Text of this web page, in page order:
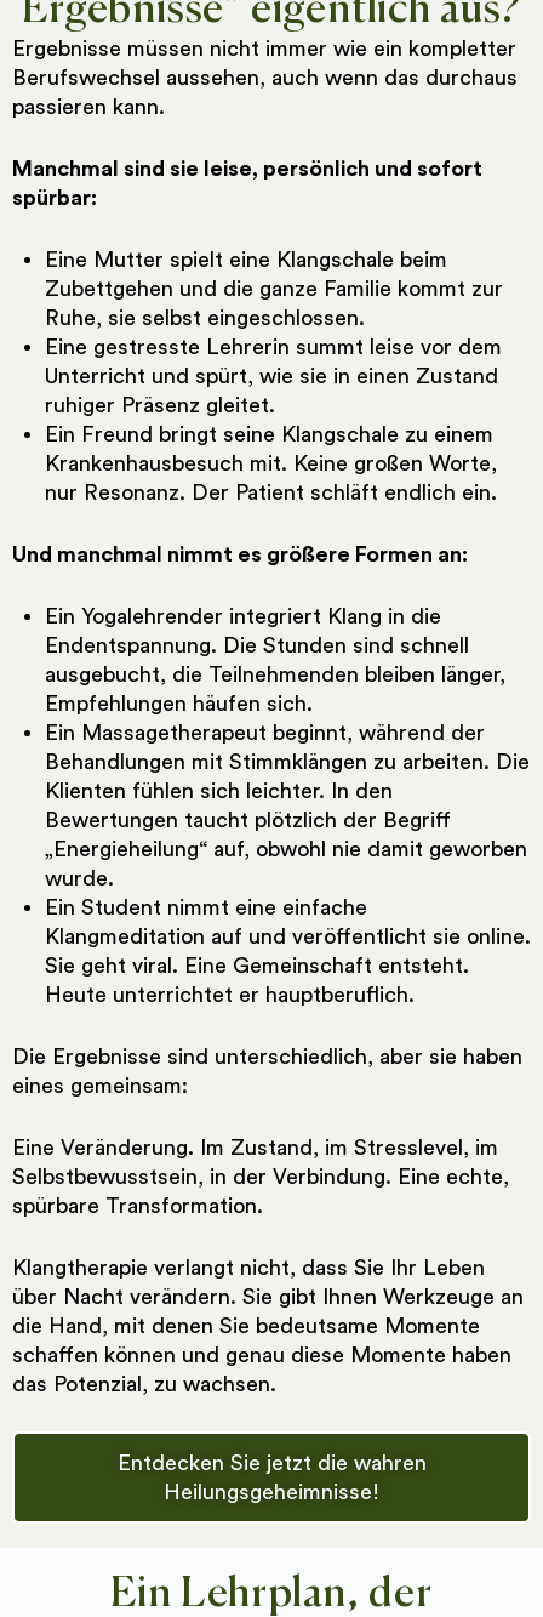
Ergebnisse“ eigentlich aus?
Ergebnisse müssen nicht immer wie ein kompletter
Berufswechsel aussehen, auch wenn das durchaus
passieren kann.
Manchmal sind sie leise, persönlich und sofort
spürbar:
Eine Mutter spielt eine Klangschale beim
Zubettgehen und die ganze Familie kommt zur
Ruhe, sie selbst eingeschlossen.
Eine gestresste Lehrerin summt leise vor dem
Unterricht und spürt, wie sie in einen Zustand
ruhiger Präsenz gleitet.
Ein Freund bringt seine Klangschale zu einem
Krankenhausbesuch mit. Keine großen Worte,
nur Resonanz. Der Patient schläft endlich ein.
Und manchmal nimmt es größere Formen an:
Ein Yogalehrender integriert Klang in die
Endentspannung. Die Stunden sind schnell
ausgebucht, die Teilnehmenden bleiben länger,
Empfehlungen häufen sich.
Ein Massagetherapeut beginnt, während der
Behandlungen mit Stimmklängen zu arbeiten. Die
Klienten fühlen sich leichter. In den
Bewertungen taucht plötzlich der Begriff
„Energieheilung“ auf, obwohl nie damit geworben
wurde.
Ein Student nimmt eine einfache
Klangmeditation auf und veröffentlicht sie online.
Sie geht viral. Eine Gemeinschaft entsteht.
Heute unterrichtet er hauptberuflich.
Die Ergebnisse sind unterschiedlich, aber sie haben
eines gemeinsam:
Eine Veränderung. Im Zustand, im Stresslevel, im
Selbstbewusstsein, in der Verbindung. Eine echte,
spürbare Transformation.
Klangtherapie verlangt nicht, dass Sie Ihr Leben
über Nacht verändern. Sie gibt Ihnen Werkzeuge an
die Hand, mit denen Sie bedeutsame Momente
schaffen können und genau diese Momente haben
das Potenzial, zu wachsen.
Entdecken Sie jetzt die wahren
Heilungsgeheimnisse!
Ein Lehrplan, der